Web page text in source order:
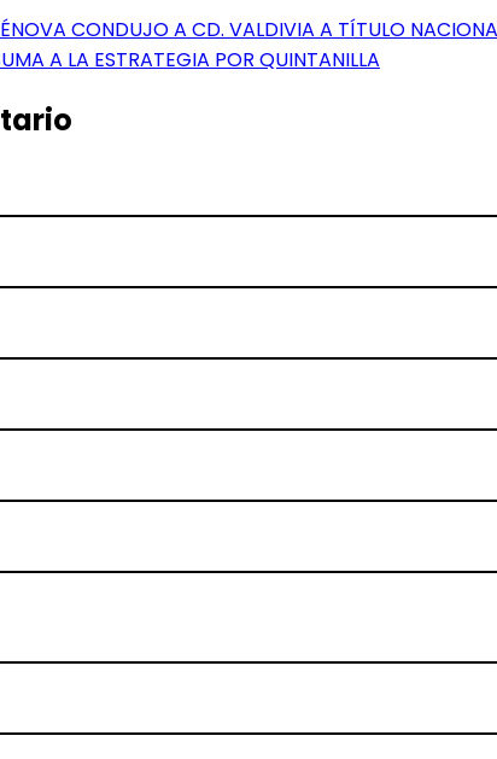
CONDUJO A CD. VALDIVIA A TÍTULO
A LA ESTRATEGIA POR QUINTANILLA